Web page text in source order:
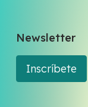
Newsletter
Inscríbete